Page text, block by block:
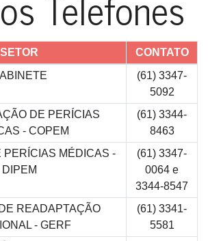
SETOR
CONTATO
(61) 3347-
5092
DE PERÍCIAS
- COPEM
(61) 3344-
8463
PERÍCIAS MÉDICAS -
DIPEM
(61) 3347-
0064 e
3344-8547
READAPTAÇÃO
- GERF
(61) 3341-
5581